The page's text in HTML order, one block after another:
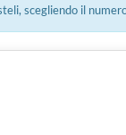
scegliendo il